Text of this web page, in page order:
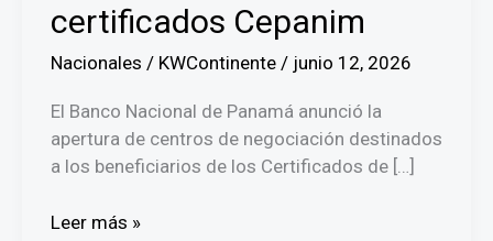
certificados Cepanim
Nacionales / KWContinente / junio 12, 2026
El Banco Nacional de Panamá anunció la
apertura de centros de negociación destinados
a los beneficiarios de los Certificados de […]
Banco
Leer más »